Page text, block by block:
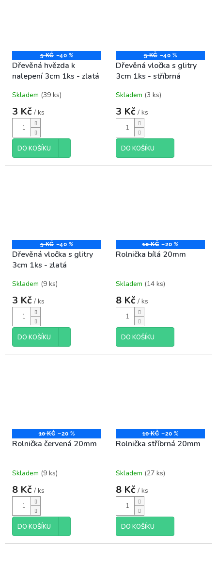
5 KČ –40 %
Dřevěná hvězda k
nalepení 3cm 1ks - zlatá
Skladem (39 ks)
3 Kč / ks
DO KOŠÍKU
5 KČ –40 %
Dřevěná vločka s glitry
3cm 1ks - stříbrná
Skladem (3 ks)
3 Kč / ks
DO KOŠÍKU
5 KČ –40 %
Dřevěná vločka s glitry
3cm 1ks - zlatá
Skladem (9 ks)
3 Kč / ks
DO KOŠÍKU
10 KČ –20 %
Rolnička bílá 20mm
Skladem (14 ks)
8 Kč / ks
DO KOŠÍKU
10 KČ –20 %
Rolnička červená 20mm
Skladem (9 ks)
8 Kč / ks
DO KOŠÍKU
10 KČ –20 %
Rolnička stříbrná 20mm
Skladem (27 ks)
8 Kč / ks
DO KOŠÍKU